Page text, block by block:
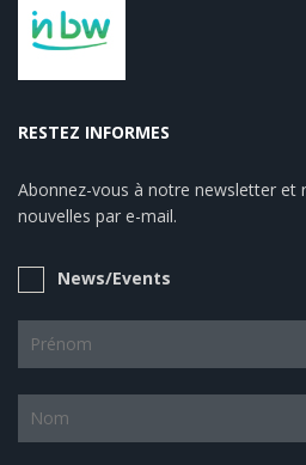
RESTEZ INFORMES
Abonnez-vous à notre newsletter et
nouvelles par e-mail.
News/Events